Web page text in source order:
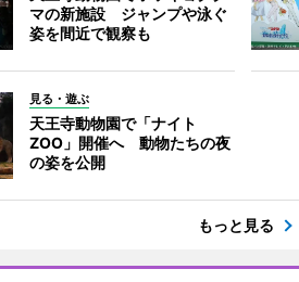
マの新施設 ジャンプや泳ぐ
姿を間近で観察も
見る・遊ぶ
天王寺動物園で「ナイト
ZOO」開催へ 動物たちの夜
の姿を公開
もっと見る